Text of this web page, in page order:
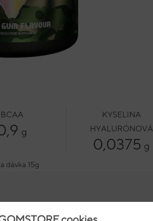
BCAA
g
KYSELINA
HYALURÓNOVÁ
0,0375 g
dávka 15g